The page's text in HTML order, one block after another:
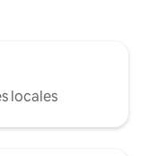
locales